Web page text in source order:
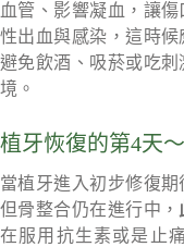
血管、影響凝血，讓
性出血與感染，這時
避免飲酒、吸菸或吃
境。
植牙恢復的第4天
當植牙進入初步修復期
但骨整合仍在進行中，
在服用抗生素或是止